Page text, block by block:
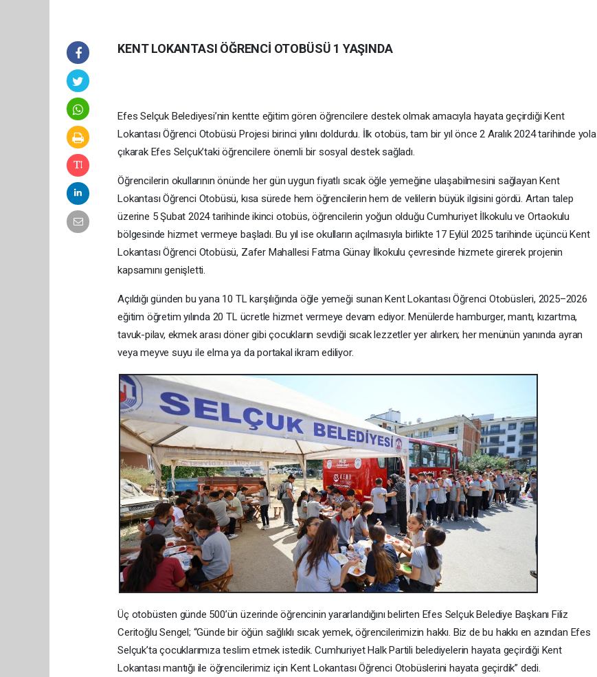
KENT LOKANTASI ÖĞRENCİ OTOBÜSÜ 1 YAŞINDA
Efes Selçuk Belediyesi’nin kentte eğitim gören öğrencilere destek olmak amacıyla hayata geçirdiği Kent
Lokantası Öğrenci Otobüsü Projesi birinci yılını doldurdu. İlk otobüs, tam bir yıl önce 2 Aralık 2024 tarihinde yola
çıkarak Efes Selçuk’taki öğrencilere önemli bir sosyal destek sağladı.
Öğrencilerin okullarının önünde her gün uygun fiyatlı sıcak öğle yemeğine ulaşabilmesini sağlayan Kent
Lokantası Öğrenci Otobüsü, kısa sürede hem öğrencilerin hem de velilerin büyük ilgisini gördü. Artan talep
üzerine 5 Şubat 2024 tarihinde ikinci otobüs, öğrencilerin yoğun olduğu Cumhuriyet İlkokulu ve Ortaokulu
bölgesinde hizmet vermeye başladı. Bu yıl ise okulların açılmasıyla birlikte 17 Eylül 2025 tarihinde üçüncü Kent
Lokantası Öğrenci Otobüsü, Zafer Mahallesi Fatma Günay İlkokulu çevresinde hizmete girerek projenin
kapsamını genişletti.
Açıldığı günden bu yana 10 TL karşılığında öğle yemeği sunan Kent Lokantası Öğrenci Otobüsleri, 2025–2026
eğitim öğretim yılında 20 TL ücretle hizmet vermeye devam ediyor. Menülerde hamburger, mantı, kızartma,
tavuk-pilav, ekmek arası döner gibi çocukların sevdiği sıcak lezzetler yer alırken; her menünün yanında ayran
veya meyve suyu ile elma ya da portakal ikram ediliyor.
Üç otobüsten günde 500’ün üzerinde öğrencinin yararlandığını belirten Efes Selçuk Belediye Başkanı Filiz
Ceritoğlu Sengel; “Günde bir öğün sağlıklı sıcak yemek, öğrencilerimizin hakkı. Biz de bu hakkı en azından Efes
Selçuk’ta çocuklarımıza teslim etmek istedik. Cumhuriyet Halk Partili belediyelerin hayata geçirdiği Kent
Lokantası mantığı ile öğrencilerimiz için Kent Lokantası Öğrenci Otobüslerini hayata geçirdik” dedi.